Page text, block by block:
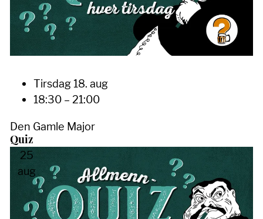
Tirsdag 18. aug
18:30 – 21:00
Den Gamle Major
Quiz
25
aug